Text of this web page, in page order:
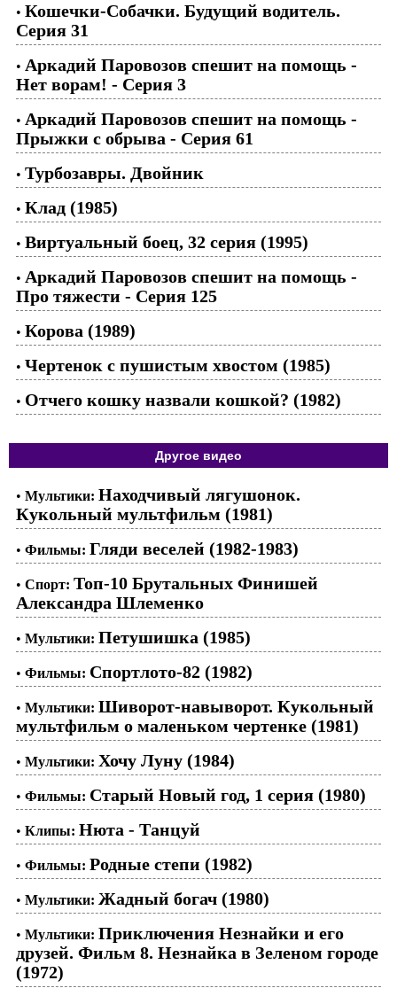
• Кошечки-Собачки. Будущий водитель.
Серия 31
• Аркадий Паровозов спешит на помощь -
Нет ворам! - Серия 3
• Аркадий Паровозов спешит на помощь -
Прыжки с обрыва - Серия 61
• Турбозавры. Двойник
• Клад (1985)
• Виртуальный боец, 32 серия (1995)
• Аркадий Паровозов спешит на помощь -
Про тяжести - Серия 125
• Корова (1989)
• Чертенок с пушистым хвостом (1985)
• Отчего кошку назвали кошкой? (1982)
Другое видео
• Мультики: Находчивый лягушонок.
Кукольный мультфильм (1981)
• Фильмы: Гляди веселей (1982-1983)
• Спорт: Топ-10 Брутальных Финишей
Александра Шлеменко
• Мультики: Петушишка (1985)
• Фильмы: Спортлото-82 (1982)
• Мультики: Шиворот-навыворот. Кукольный
мультфильм о маленьком чертенке (1981)
• Мультики: Хочу Луну (1984)
• Фильмы: Старый Новый год, 1 серия (1980)
• Клипы: Нюта - Танцуй
• Фильмы: Родные степи (1982)
• Мультики: Жадный богач (1980)
• Мультики: Приключения Незнайки и его
друзей. Фильм 8. Незнайка в Зеленом городе
(1972)